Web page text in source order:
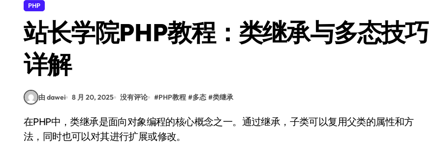
PHP
站长学院PHP教程：类继承与多态技巧
详解
由 dawei 8 月 20, 2025 没有评论 #PHP教程 #多态 #类继承
在PHP中，类继承是面向对象编程的核心概念之一。通过继承，子类可以复用父类的属性和方
法，同时也可以对其进行扩展或修改。